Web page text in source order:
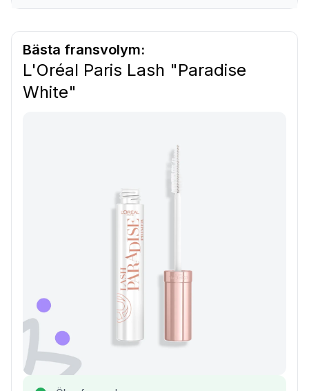
Bästa fransvolym:
L'Oréal Paris Lash "Paradise
White"